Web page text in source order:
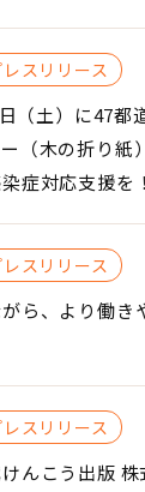
スリリース
（土）に47都
（木の折り紙
症対応支援を
スリリース
ら、より働き
スリリース
んこう出版 株